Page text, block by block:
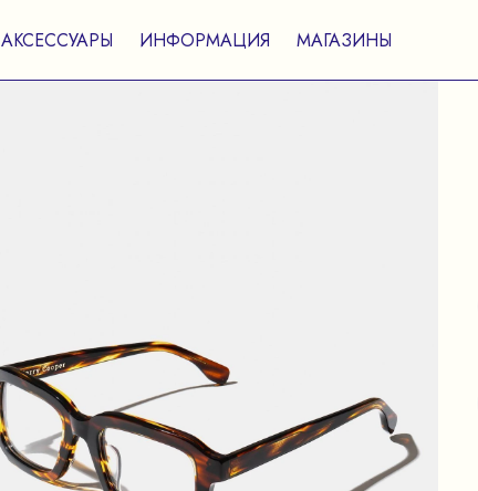
АКСЕССУАРЫ ИНФОРМАЦИЯ МАГАЗИНЫ